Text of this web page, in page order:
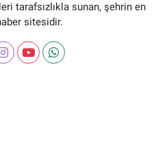
tarafsızlıkla sunan, şehrin en
sitesidir.